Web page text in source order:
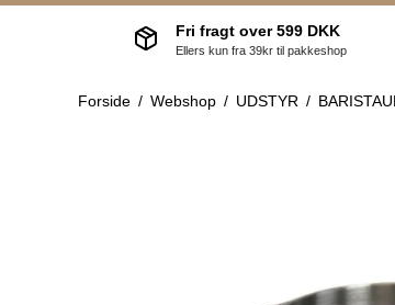
Erhverv
Kaffevægte
Fri fragt over 599 DKK
Ellers kun fra 39kr til pakkeshop
Forside / Webshop / UDSTYR /